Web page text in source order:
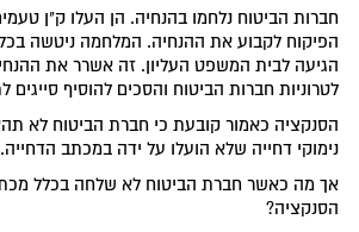
חברות הביטוח נלחמו בהנחיה. הן העלו ק"ן
הפיקוח לקבוע את ההנחיה. המלחמה ניטשה
הגיעה לבית המשפט העליון. זה אשרר את
לטרוניות חברות הביטוח והסכים להוסיף
הסנקציה כאמור קובעת כי חברת הביטוח לא
נימוקי דחייה שלא הועלו על ידה במכתב הדחייה.
אך מה כאשר חברת הביטוח לא שלחה בכלל
הסנקציה?